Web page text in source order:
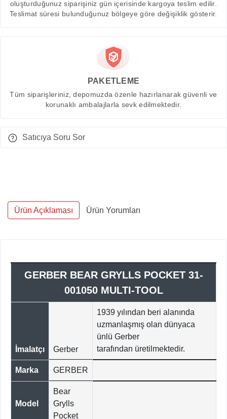
oluşturduğunuz siparişiniz gün içerisinde kargoya teslim edilir.
Teslimat süresi bulunduğunuz bölgeye göre değişiklik gösterir.
PAKETLEME
Tüm siparişleriniz, depomuzda özenle hazırlanarak güvenli ve
korunaklı ambalajlarla sevk edilmektedir.
Satıcıya Soru Sor
Ürün Açıklaması Ürün Yorumları
GERBER BEAR GRYLLS POCKET 31-
001050 MULTI-TOOL
İmalatçı Gerber
1939 yılından beri alanında
uzmanlaşmış olan dünyaca
ünlü Gerber
tarafından üretilmektedir.
Marka GERBER
Model
Bear
Grylls
Pocket